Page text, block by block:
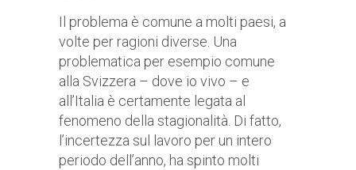
Il problema è comune a molti paesi, a
volte per ragioni diverse. Una
problematica per esempio comune
alla Svizzera – dove io vivo – e
all’Italia è certamente legata al
fenomeno della stagionalità. Di fatto,
l’incertezza sul lavoro per un intero
periodo dell’anno, ha spinto molti